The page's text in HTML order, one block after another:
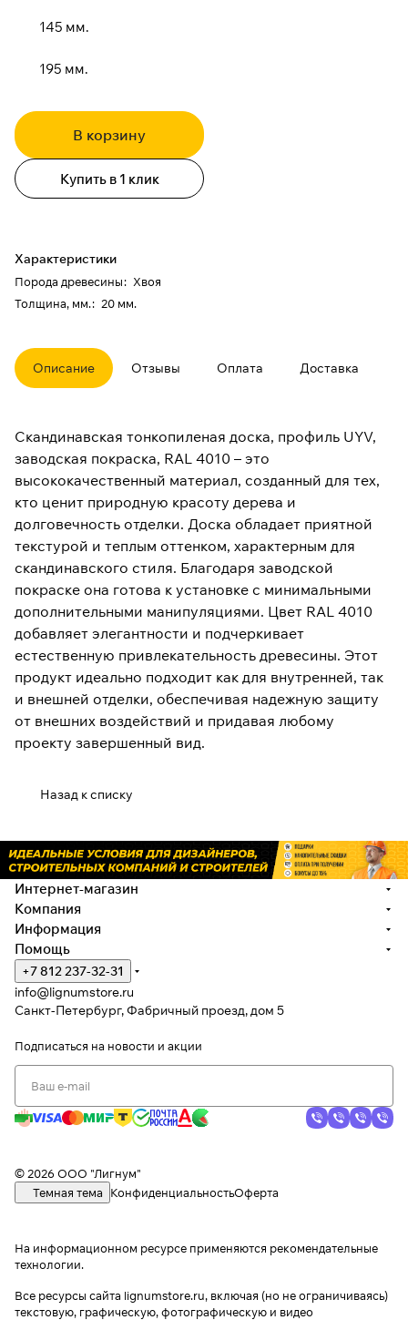
145 мм.
195 мм.
В корзину
Купить в 1 клик
Характеристики
Порода древесины: Хвоя
Толщина, мм.: 20 мм.
Описание Отзывы Оплата Доставка
Скандинавская тонкопиленая доска, профиль UYV,
заводская покраска, RAL 4010 – это
высококачественный материал, созданный для тех,
кто ценит природную красоту дерева и
долговечность отделки. Доска обладает приятной
текстурой и теплым оттенком, характерным для
скандинавского стиля. Благодаря заводской
покраске она готова к установке с минимальными
дополнительными манипуляциями. Цвет RAL 4010
добавляет элегантности и подчеркивает
естественную привлекательность древесины. Этот
продукт идеально подходит как для внутренней, так
и внешней отделки, обеспечивая надежную защиту
от внешних воздействий и придавая любому
проекту завершенный вид.
Назад к списку
Интернет-магазин
Компания
Информация
Помощь
+7 812 237-32-31
info@lignumstore.ru
Санкт-Петербург, Фабричный проезд, дом 5
Подписаться на новости и акции
© 2026 ООО "Лигнум"
Темная тема
КонфиденциальностьОферта
На информационном ресурсе применяются рекомендательные
технологии.
Все ресурсы сайта lignumstore.ru, включая (но не ограничиваясь)
текстовую, графическую, фотографическую и видео